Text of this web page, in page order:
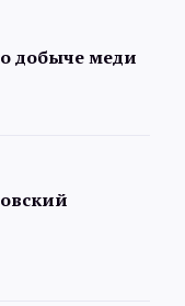
добыче меди